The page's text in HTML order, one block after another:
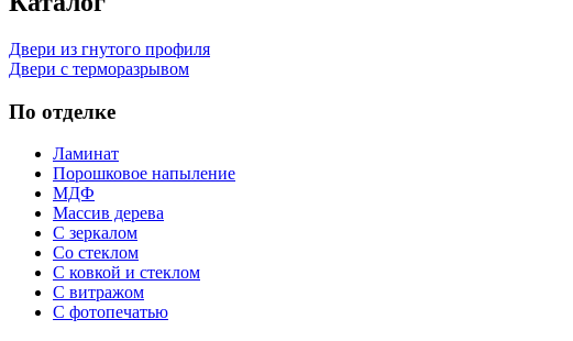
Двери из гнутого профиля
Двери с терморазрывом
По отделке
Ламинат
Порошковое напыление
МДФ
Массив дерева
С зеркалом
Со стеклом
С ковкой и стеклом
С витражом
С фотопечатью